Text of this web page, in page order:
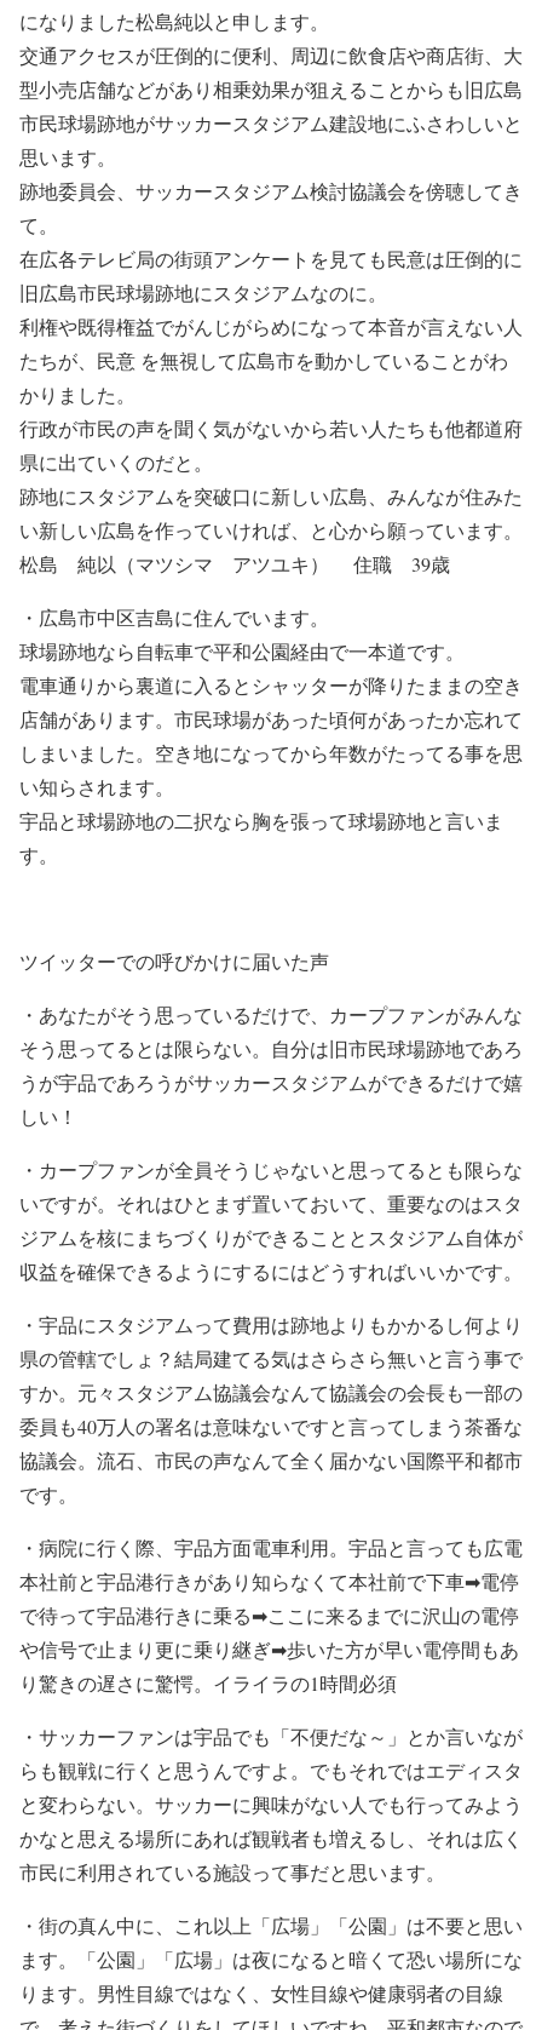
になりました松島純以と申します。
交通アクセスが圧倒的に便利、周辺に飲食店や商店街、大
型小売店舗などがあり相乗効果が狙えることからも旧広島
市民球場跡地がサッカースタジアム建設地にふさわしいと
思います。
跡地委員会、サッカースタジアム検討協議会を傍聴してき
て。
在広各テレビ局の街頭アンケートを見ても民意は圧倒的に
旧広島市民球場跡地にスタジアムなのに。
利権や既得権益でがんじがらめになって本音が言えない人
たちが、民意 を無視して広島市を動かしていることがわ
かりました。
行政が市民の声を聞く気がないから若い人たちも他都道府
県に出ていくのだと。
跡地にスタジアムを突破口に新しい広島、みんなが住みた
い新しい広島を作っていければ、と心から願っています。
松島 純以（マツシマ アツユキ） 住職 39歳
・ 広島市中区吉島に住んでいます。
球場跡地なら自転車で平和公園経由で一本道です。
電車通りから裏道に入るとシャッターが降りたままの空き
店舗があります。市民球場があった頃何があったか忘れて
しまいました。空き地になってから年数がたってる事を思
い知らされます。
宇品と球場跡地の二択なら胸を張って球場跡地と言いま
す。
ツイッターでの呼びかけに届いた声
・あなたがそう思っているだけで、カープファンがみんな
そう思ってるとは限らない。自分は旧市民球場跡地であろ
うが宇品であろうがサッカースタジアムができるだけで嬉
しい！
・カープファンが全員そうじゃないと思ってるとも限らな
いですが。それはひとまず置いておいて、重要なのはスタ
ジアムを核にまちづくりができることとスタジアム自体が
収益を確保できるようにするにはどうすればいいかです。
・宇品にスタジアムって費用は跡地よりもかかるし何より
県の管轄でしょ？結局建てる気はさらさら無いと言う事で
すか。元々スタジアム協議会なんて協議会の会長も一部の
委員も40万人の署名は意味ないですと言ってしまう茶番な
協議会。流石、市民の声なんて全く届かない国際平和都市
です。
・病院に行く際、宇品方面電車利用。宇品と言っても広電
本社前と宇品港行きがあり知らなくて本社前で下車➡︎電停
で待って宇品港行きに乗る➡︎ここに来るまでに沢山の電停
や信号で止まり更に乗り継ぎ➡︎歩いた方が早い電停間もあ
り驚きの遅さに驚愕。イライラの1時間必須
・サッカーファンは宇品でも「不便だな～」とか言いなが
らも観戦に行くと思うんですよ。でもそれではエディスタ
と変わらない。サッカーに興味がない人でも行ってみよう
かなと思える場所にあれば観戦者も増えるし、それは広く
市民に利用されている施設って事だと思います。
・街の真ん中に、これ以上「広場」「公園」は不要と思い
ます。「公園」「広場」は夜になると暗くて恐い場所にな
ります。男性目線ではなく、女性目線や健康弱者の目線